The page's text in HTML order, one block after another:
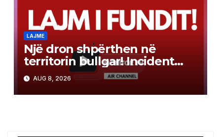
LAJME
Një dron shpërthen në
territorin bullgar! Incident
pranë gazsjellësit trans-
ballkanik, autoritetet hetojnë
AUG 8, 2026